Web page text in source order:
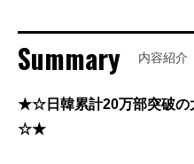
Summary 内容紹介
★☆日韓累計20万部突破の
☆★